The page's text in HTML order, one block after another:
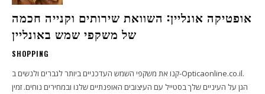
אופטיקה אונליין: השוואת שירותים וקנייה חכמה
של משקפי שמש באונליין
SHOPPING
קנו את משקפי השמש העדכניים ביותר לגברים ולנשים ב-Opticaonline.co.il.
הגן על העיניים שלך בסטייל עם העיצובים האופנתיים שלנו ובמחירים נוחים. זמין